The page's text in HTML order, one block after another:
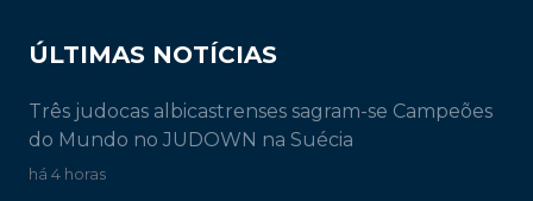
ÚLTIMAS NOTÍCIAS
Três judocas albicastrenses sagram-se Campeões
do Mundo no JUDOWN na Suécia
há 4 horas